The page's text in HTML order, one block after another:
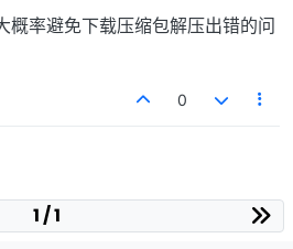
概率避免下载压缩包解压出错的问
0
1 / 1